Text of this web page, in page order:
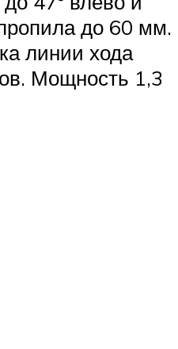
до 60 мм.
линии хода
Мощность 1,3